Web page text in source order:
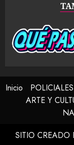
Inicio POLICIALES
ARTE Y
SITIO